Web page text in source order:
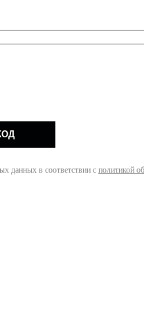
данных в соответствии с политикой